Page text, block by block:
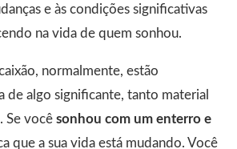
e às condições significativas
na vida de quem sonhou.
normalmente, estão
de algo significante, tanto material
Se você sonhou com um enterro e
que a sua vida está mudando. Você